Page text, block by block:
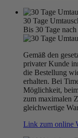
30 Tage
Bis 30 Tage
Gemäß den
privater Kunde
die Bestellung
erhalten. Bei
Möglichkeit,
zum maximalen
gleichwertige
Link zum online